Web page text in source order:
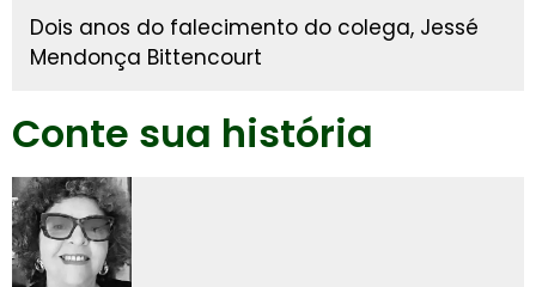
Dois anos do falecimento do colega, Jessé
Mendonça Bittencourt
Conte sua história